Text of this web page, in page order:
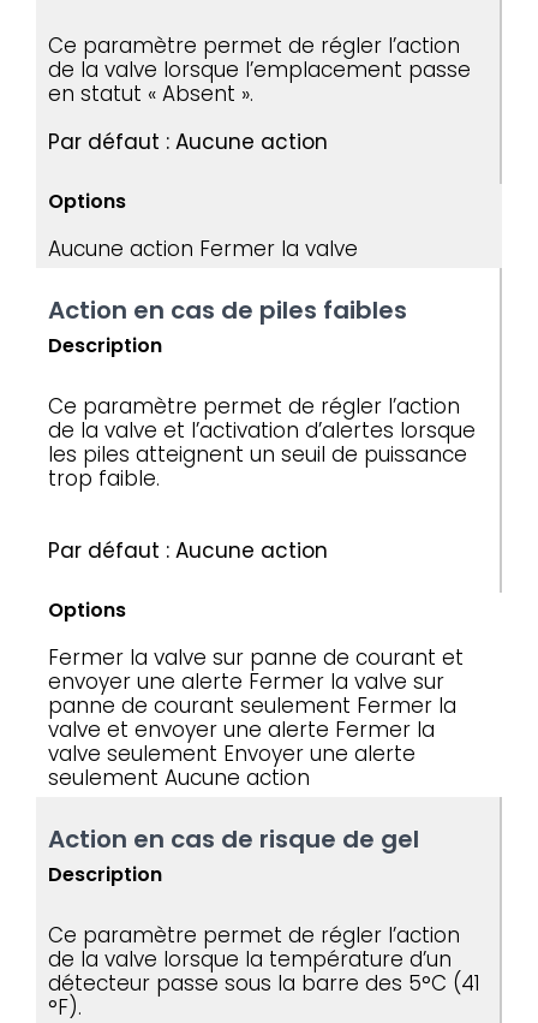
Ce paramètre permet de régler l’action
de la valve lorsque l’emplacement passe
en statut « Absent ».
Par défaut : Aucune action
Options
Aucune action Fermer la valve
Action en cas de piles faibles
Description
Ce paramètre permet de régler l’action
de la valve et l’activation d’alertes lorsque
les piles atteignent un seuil de puissance
trop faible.
Par défaut : Aucune action
Options
Fermer la valve sur panne de courant et
envoyer une alerte Fermer la valve sur
panne de courant seulement Fermer la
valve et envoyer une alerte Fermer la
valve seulement Envoyer une alerte
seulement Aucune action
Action en cas de risque de gel
Description
Ce paramètre permet de régler l’action
de la valve lorsque la température d’un
détecteur passe sous la barre des 5°C (41
°F).